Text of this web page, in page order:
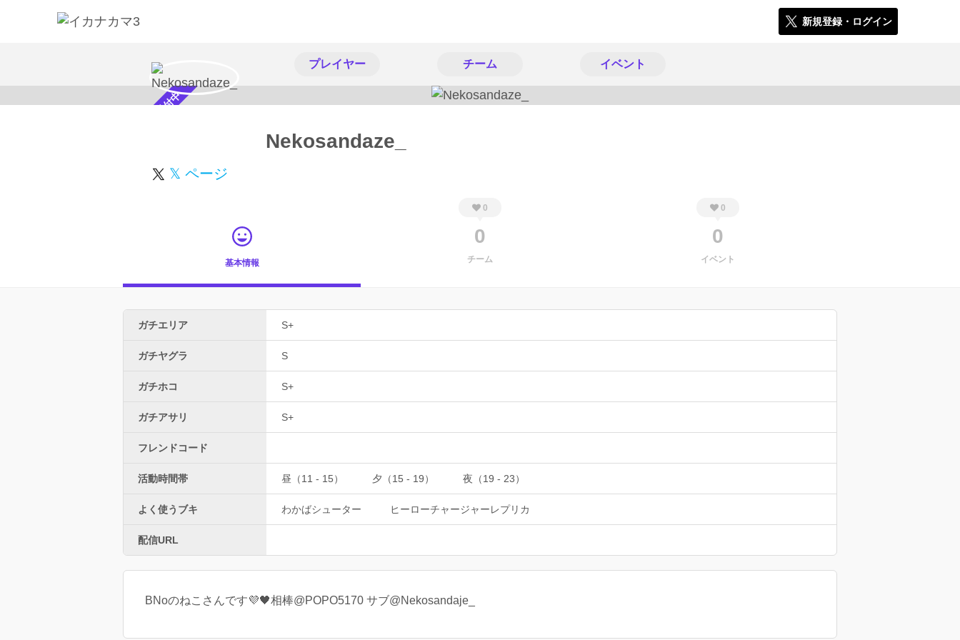
新規登録・ログイン
プレイヤー チーム イベント
スカウト受付中 Nekosandaze_
𝕏 ページ
基本情報
0
0
チーム
0
0
イベント
ガチエリア S+
ガチヤグラ S
ガチホコ S+
ガチアサリ S+
フレンドコード
活動時間帯 昼（11 - 15） 夕（15 - 19） 夜（19 - 23）
よく使うブキ わかばシューター ヒーローチャージャーレプリカ
配信URL
BNoのねこさんです💜🖤相棒@POPO5170 サブ@Nekosandaje_